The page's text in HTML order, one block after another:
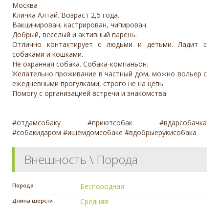
Москва
Кличка Алтай. Возраст 2,5 года.
Вакцинирован, кастрирован, чипирован.
Добрый, веселый и активный парень.
Отлично контактирует с людьми и детьми. Ладит с
собаками и кошками.
Не охранная собака. Собака-компаньон.
Желательно проживание в частный дом, можно вольер с
ежедневными прогулками, строго не на цепь.
Помогу с организацией встречи и знакомства.
#отдамсобаку #приютсобак #вдарсобачка
#собакидаром #ищемдомсобаке #вдобрыерукисобака
Внешность \ Порода
Порода : Беспородная
Длина шерсти : Средняя